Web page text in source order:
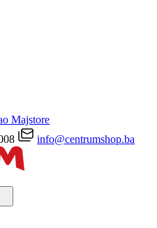
Majstore
info@centrumshop.ba